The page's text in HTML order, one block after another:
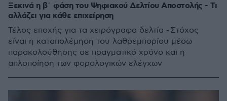
Ξεκινά η β΄ φάση του Ψηφιακού Δελτίου Αποστολής - Τι
αλλάζει για κάθε επιχείρηση
Τέλος εποχής για τα χειρόγραφα δελτία - Στόχος
είναι η καταπολέμηση του λαθρεμπορίου μέσω
παρακολούθησης σε πραγματικό χρόνο και η
απλοποίηση των φορολογικών ελέγχων